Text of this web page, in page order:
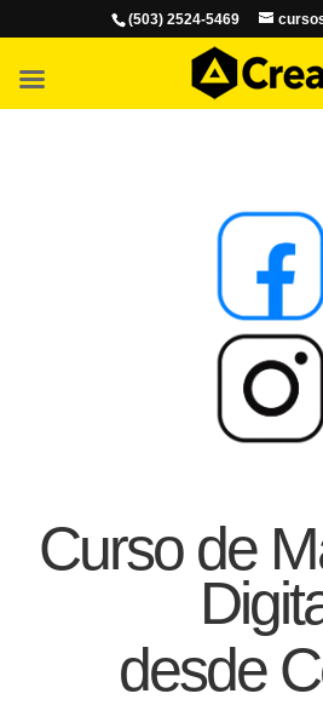
(503) 2524-5469
Curso de
desde